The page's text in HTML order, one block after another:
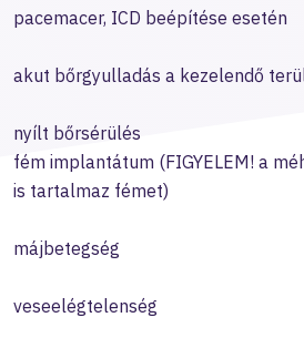
pacemacer, ICD beépítése esetén
akut bőrgyulladás a kezelendő
nyílt bőrsérülés
fém implantátum (FIGYELEM! a
is tartalmaz fémet)
májbetegség
veseelégtelenség